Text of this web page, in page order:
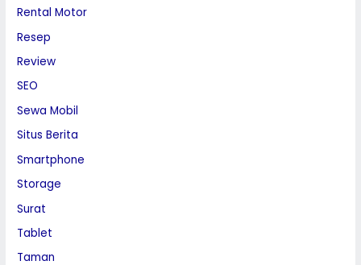
Rental Motor
Resep
Review
SEO
Sewa Mobil
Situs Berita
Smartphone
Storage
Surat
Tablet
Taman